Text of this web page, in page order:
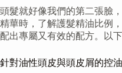
頭髮就好像我們的第二張臉
精華時，了解護髮精油比例
配出專屬又有效的配方。以
針對油性頭皮與頭皮屑的控